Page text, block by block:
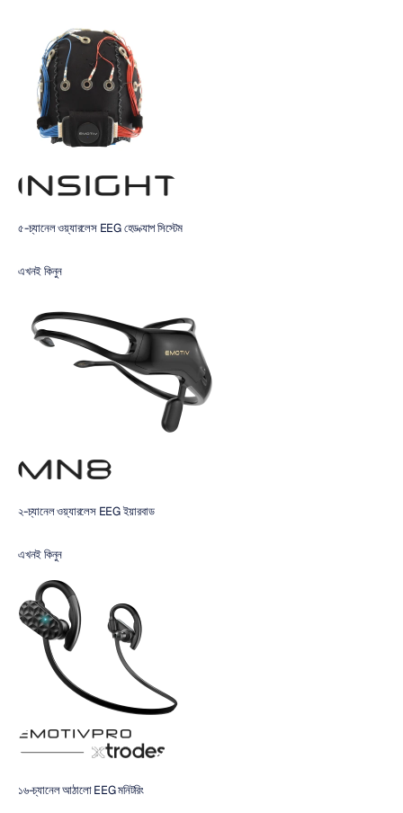
৫-চ্যানেল ওয়্যারলেস EEG হেড ক্যাপ সিস্টেম
এখনই কিনুন
২-চ্যানেল ওয়্যারলেস EEG ইয়ারবাড
এখনই কিনুন
১৬-চ্যানেল আঠালো EEG মনিটরিং